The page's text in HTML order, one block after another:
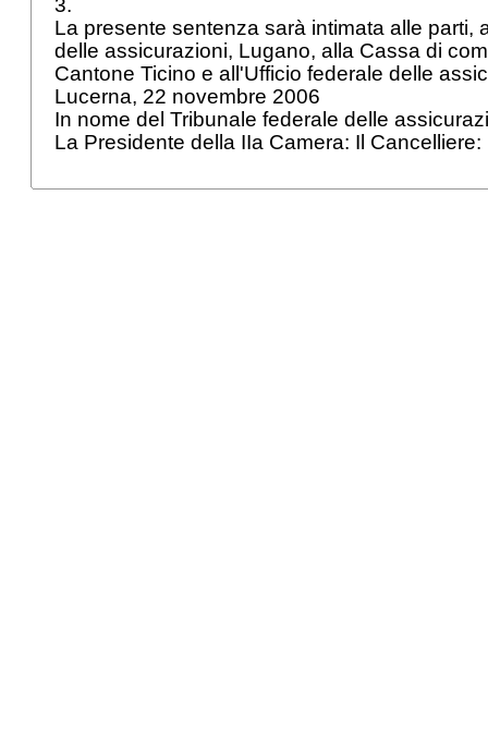
3.
La presente sentenza sarà intimata alle parti,
delle assicurazioni, Lugano, alla Cassa di
Cantone Ticino e all'Ufficio federale delle
Lucerna, 22 novembre 2006
In nome del Tribunale federale delle
La Presidente della IIa Camera: Il Cancelliere: